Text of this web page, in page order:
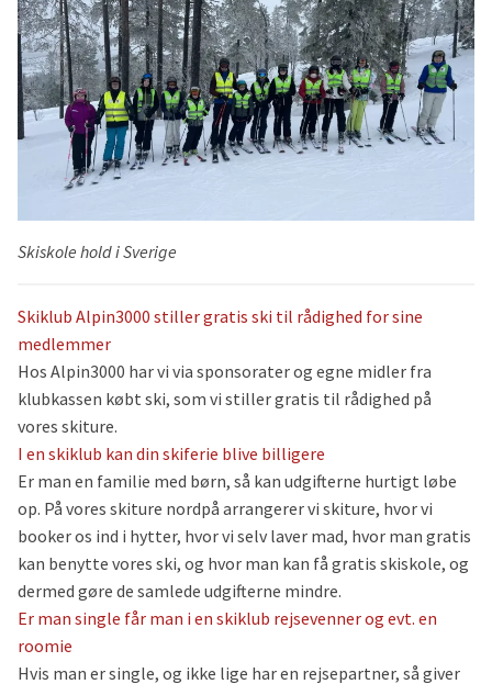
Skiskole hold i Sverige
Skiklub Alpin3000 stiller gratis ski til rådighed for sine
medlemmer
Hos Alpin3000 har vi via sponsorater og egne midler fra
klubkassen købt ski, som vi stiller gratis til rådighed på
vores skiture.
I en skiklub kan din skiferie blive billigere
Er man en familie med børn, så kan udgifterne hurtigt løbe
op. På vores skiture nordpå arrangerer vi skiture, hvor vi
booker os ind i hytter, hvor vi selv laver mad, hvor man gratis
kan benytte vores ski, og hvor man kan få gratis skiskole, og
dermed gøre de samlede udgifterne mindre.
Er man single får man i en skiklub rejsevenner og evt. en
roomie
Hvis man er single, og ikke lige har en rejsepartner, så giver